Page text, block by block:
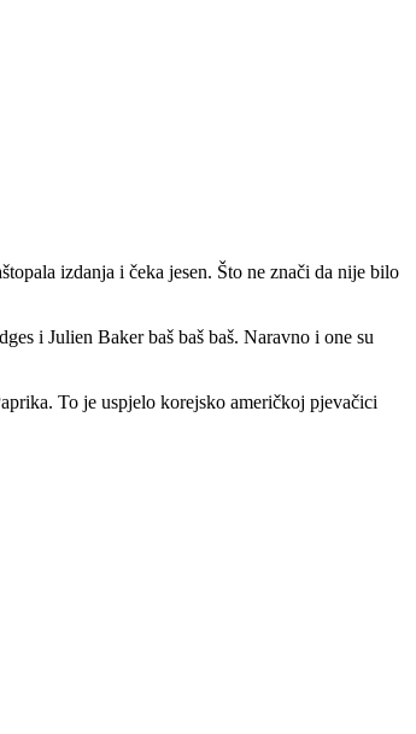
izdanja i čeka jesen. Što ne znači da nije bilo
i Julien Baker baš baš baš. Naravno i one su
To je uspjelo korejsko američkoj pjevačici